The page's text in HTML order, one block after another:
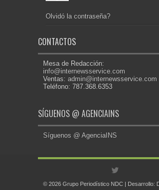
Olvidó la contraseña?
CONTACTOS
Mesa de Redacción:
info@internewsservice.com
Ventas: admin@internewsservice.com
Teléfono: 787.368.6353
SÍGUENOS @ AGENCIAINS
Síguenos @ AgenciaINS
© 2026 Grupo Periodístico NDC | Desarrollo: